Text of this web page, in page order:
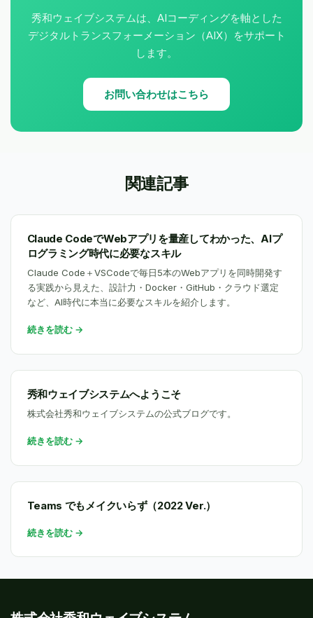
秀和ウェイブシステムは、AIコーディングを軸とした
デジタルトランスフォーメーション（AIX）をサポート
します。
お問い合わせはこちら
関連記事
Claude CodeでWebアプリを量産してわかった、AIプ
ログラミング時代に必要なスキル
Claude Code＋VSCodeで毎日5本のWebアプリを同時開発す
る実践から見えた、設計力・Docker・GitHub・クラウド選定
など、AI時代に本当に必要なスキルを紹介します。
続きを読む →
秀和ウェイブシステムへようこそ
株式会社秀和ウェイブシステムの公式ブログです。
続きを読む →
Teams でもメイクいらず（2022 Ver.）
続きを読む →